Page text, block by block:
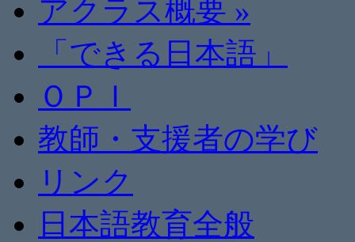
アクラス概要 »
「できる日本語」
ＯＰＩ
教師・支援者の学び
リンク
日本語教育全般